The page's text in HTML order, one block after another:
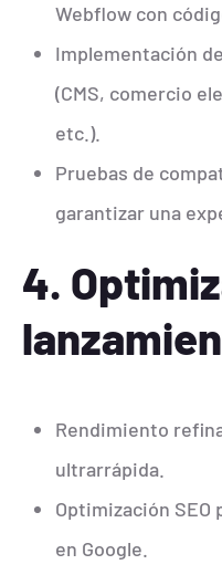
Webflow con
Implementación
(CMS, comercio
etc.).
Pruebas de
garantizar una
4.
Rendimiento
ultrarrápida.
Optimización SEO
en Google.